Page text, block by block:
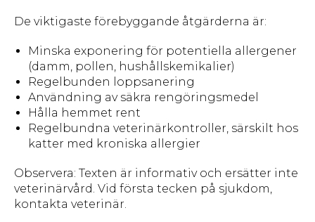
De viktigaste förebyggande åtgärderna är:
Minska exponering för potentiella allergener
(damm, pollen, hushållskemikalier)
Regelbunden loppsanering
Användning av säkra rengöringsmedel
Hålla hemmet rent
Regelbundna veterinärkontroller, särskilt hos
katter med kroniska allergier
Observera: Texten är informativ och ersätter inte
veterinärvård. Vid första tecken på sjukdom,
kontakta veterinär.